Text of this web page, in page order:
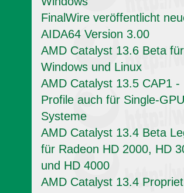
FinalWire veröffentlicht
AIDA64 Version 3.00
AMD Catalyst 13.6 Beta für
Windows und Linux
AMD Catalyst 13.5 CAP1 -
Profile auch für Single-
Systeme
AMD Catalyst 13.4 Beta
für Radeon HD 2000, HD
und HD 4000
AMD Catalyst 13.4